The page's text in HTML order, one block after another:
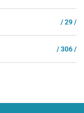
/ 29 /
/ 306 /